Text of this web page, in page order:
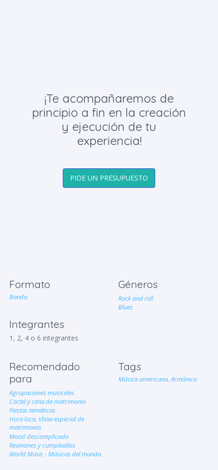
¡Te acompañaremos de
principio a fin en la creación
y ejecución de tu
experiencia!
PIDE UN PRESUPUESTO
Formato
Banda
Integrantes
1, 2, 4 o 6 integrantes
Géneros
Rock and roll
Blues
Recomendado
para
Agrupaciones musicales
Coctel y cena de matrimonio
Fiestas temáticas
Hora loca, show especial de
matrimonio
Mood descomplicado
Reuniones y cumpleaños
World Music - Músicas del mundo
Tags
Música americana, Armónica